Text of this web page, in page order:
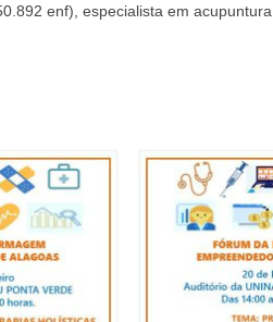
enf), especialista em